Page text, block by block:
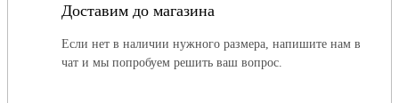
Доставим до магазина
Если нет в наличии нужного размера, напишите нам в
чат и мы попробуем решить ваш вопрос.